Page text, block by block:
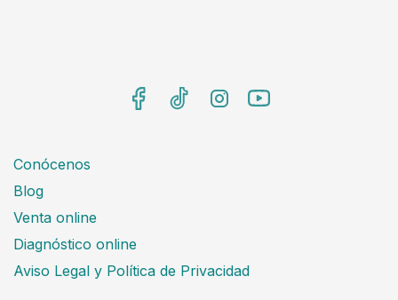
Conócenos
Blog
Venta online
Diagnóstico online
Aviso Legal y Política de Privacidad